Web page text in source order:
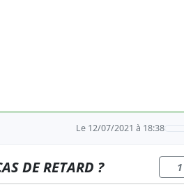
Le 12/07/2021 à 18:38
DE RETARD ? 1